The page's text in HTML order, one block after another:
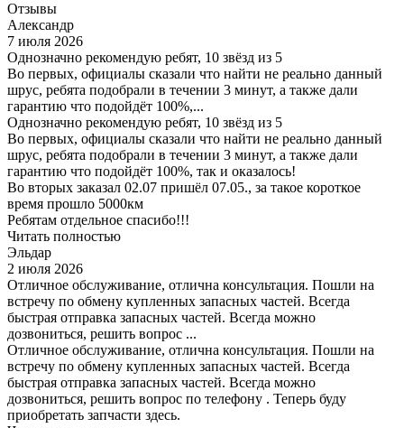
Отзывы
Александр
7 июля 2026
Однозначно рекомендую ребят, 10 звёзд из 5
Во первых, официалы сказали что найти не реально данный
шрус, ребята подобрали в течении 3 минут, а также дали
гарантию что подойдёт 100%,...
Однозначно рекомендую ребят, 10 звёзд из 5
Во первых, официалы сказали что найти не реально данный
шрус, ребята подобрали в течении 3 минут, а также дали
гарантию что подойдёт 100%, так и оказалось!
Во вторых заказал 02.07 пришёл 07.05., за такое короткое
время прошло 5000км
Ребятам отдельное спасибо!!!
Читать полностью
Эльдар
2 июля 2026
Отличное обслуживание, отлична консультация. Пошли на
встречу по обмену купленных запасных частей. Всегда
быстрая отправка запасных частей. Всегда можно
дозвониться, решить вопрос ...
Отличное обслуживание, отлична консультация. Пошли на
встречу по обмену купленных запасных частей. Всегда
быстрая отправка запасных частей. Всегда можно
дозвониться, решить вопрос по телефону . Теперь буду
приобретать запчасти здесь.